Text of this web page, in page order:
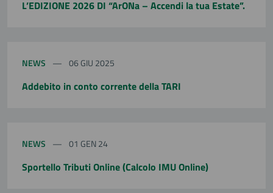
L’EDIZIONE 2026 DI “ArONa – Accendi la tua Estate”.
NEWS 06 GIU 2025
Addebito in conto corrente della TARI
NEWS 01 GEN 24
Sportello Tributi Online (Calcolo IMU Online)